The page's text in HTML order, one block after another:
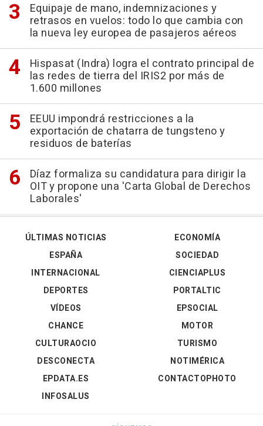
Equipaje de mano, indemnizaciones y
retrasos en vuelos: todo lo que cambia con
la nueva ley europea de pasajeros aéreos
Hispasat (Indra) logra el contrato principal de
las redes de tierra del IRIS2 por más de
1.600 millones
EEUU impondrá restricciones a la
exportación de chatarra de tungsteno y
residuos de baterías
Díaz formaliza su candidatura para dirigir la
OIT y propone una 'Carta Global de Derechos
Laborales'
ÚLTIMAS NOTICIAS
ESPAÑA
INTERNACIONAL
DEPORTES
VÍDEOS
ECONOMÍA
SOCIEDAD
CIENCIAPLUS
PORTALTIC
EPSOCIAL
CHANCE
CULTURAOCIO
DESCONECTA
EPDATA.ES
INFOSALUS
MOTOR
TURISMO
NOTIMÉRICA
CONTACTOPHOTO